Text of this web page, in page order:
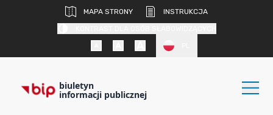
MAPA STRONY
INSTRUKCJA
biuletyn
informacji publicznej